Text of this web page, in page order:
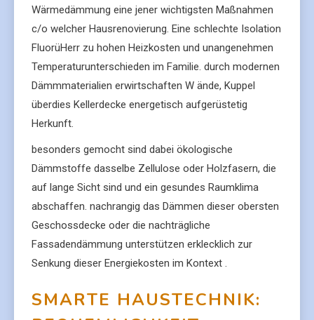
Wärmedämmung eine jener wichtigsten Maßnahmen
c/o welcher Hausrenovierung. Eine schlechte Isolation
FluorüHerr zu hohen Heizkosten und unangenehmen
Temperaturunterschieden im Familie. durch modernen
Dämmmaterialien erwirtschaften W ände, Kuppel
überdies Kellerdecke energetisch aufgerüstetig
Herkunft.
besonders gemocht sind dabei ökologische
Dämmstoffe dasselbe Zellulose oder Holzfasern, die
auf lange Sicht sind und ein gesundes Raumklima
abschaffen. nachrangig das Dämmen dieser obersten
Geschossdecke oder die nachträgliche
Fassadendämmung unterstützen erklecklich zur
Senkung dieser Energiekosten im Kontext .
SMARTE HAUSTECHNIK: